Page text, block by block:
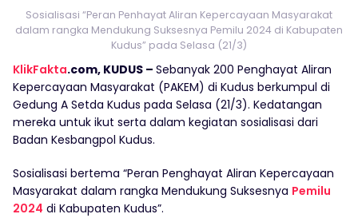
Sosialisasi “Peran Penhayat Aliran Kepercayaan Masyarakat
dalam rangka Mendukung Suksesnya Pemilu 2024 di Kabupaten
Kudus” pada Selasa (21/3)
KlikFakta.com, KUDUS – Sebanyak 200 Penghayat Aliran
Kepercayaan Masyarakat (PAKEM) di Kudus berkumpul di
Gedung A Setda Kudus pada Selasa (21/3). Kedatangan
mereka untuk ikut serta dalam kegiatan sosialisasi dari
Badan Kesbangpol Kudus.
Sosialisasi bertema “Peran Penghayat Aliran Kepercayaan
Masyarakat dalam rangka Mendukung Suksesnya Pemilu
2024 di Kabupaten Kudus”.